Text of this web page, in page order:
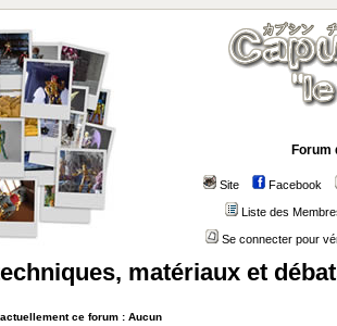
Forum
Site Facebook
Liste des
Se connecter pour
matériaux et
ce forum : Aucun